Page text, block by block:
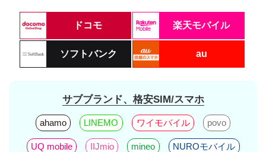
ドコモ 楽天モバイル
ソフトバンク au
サブブランド、格安SIM/スマホ
ahamo LINEMO ワイモバイル povo
UQ mobile IIJmio mineo NUROモバイル